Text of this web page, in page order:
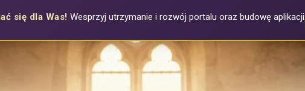
się dla Was! Wesprzyj utrzymanie i rozwój portalu oraz budowę aplikacji.